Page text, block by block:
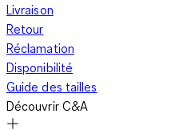
Livraison
Retour
Réclamation
Disponibilité
Guide des tailles
Découvrir C&A